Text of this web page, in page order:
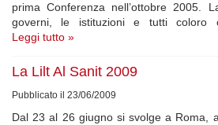
prima Conferenza nell’ottobre 2005.
governi, le istituzioni e tutti coloro
Leggi tutto »
La Lilt Al Sanit 2009
Pubblicato il 23/06/2009
Dal 23 al 26 giugno si svolge a Roma,